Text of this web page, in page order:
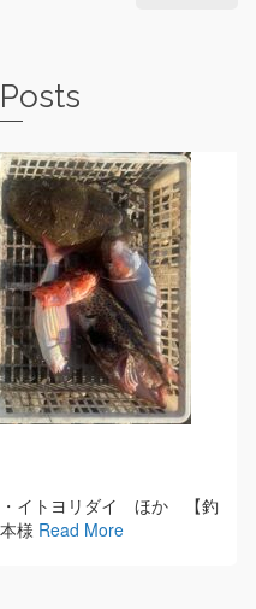
・イトヨリダイ ほか 【釣
様 Read More